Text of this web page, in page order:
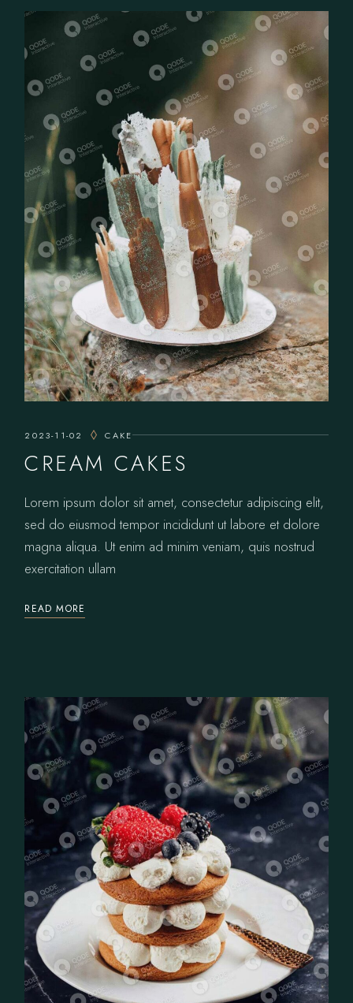
2023-11-02 CAKE
CREAM CAKES
Lorem ipsum dolor sit amet, consectetur adipiscing elit,
sed do eiusmod tempor incididunt ut labore et dolore
magna aliqua. Ut enim ad minim veniam, quis nostrud
exercitation ullam
READ MORE